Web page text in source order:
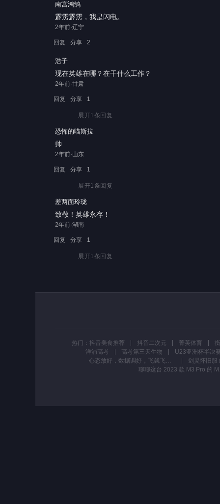
南宫鸿鹄
霹雳霹雳，我是闪电。
2年前·辽宁
2
分享
回复
浩子
现在英雄在哪？在干什么工作？
2年前·甘肃
1
分享
回复
展开1 条回复
恐怖的喵斯拉
帅
2年前·山东
1
分享
回复
展开1 条回复
差两面玲珑
致敬！英雄永存！
2年前·湖南
1
分享
回复
展开1 条回复
热门： 抖音美食推荐 抖音二次元
菁英体育
洋浦高考
高考第三天生物
U23亚洲杯半决
心态放好，数据调好，飞就飞，有什么大不了，起飞 😊😊😊😊#现代农业机械 #三农流量扶持计划